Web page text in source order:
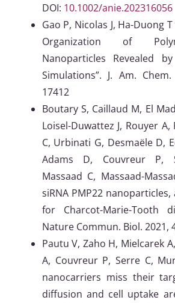
DOI: 10.1002/anie.202316056
Gao P, Nicolas J, Ha-Duong
Organization of
Nanoparticles Revealed
Simulations”. J. Am.
17412
Boutary S, Caillaud M, El
Loisel-Duwattez J, Rouyer A,
C, Urbinati G, Desmaële D,
Adams D, Couvreur P,
Massaad C, Massaad-
siRNA PMP22
for Charcot-Marie-Tooth
Nature Commun. Biol. 2021,
Pautu V, Zaho H, Mielcarek
A, Couvreur P, Serre C,
nanocarriers miss their
diffusion and cell uptake